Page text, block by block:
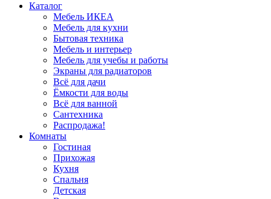
Каталог
Мебель ИКЕА
Мебель для кухни
Бытовая техника
Мебель и интерьер
Мебель для учебы и работы
Экраны для радиаторов
Всё для дачи
Ёмкости для воды
Всё для ванной
Сантехника
Распродажа!
Комнаты
Гостиная
Прихожая
Кухня
Спальня
Детская